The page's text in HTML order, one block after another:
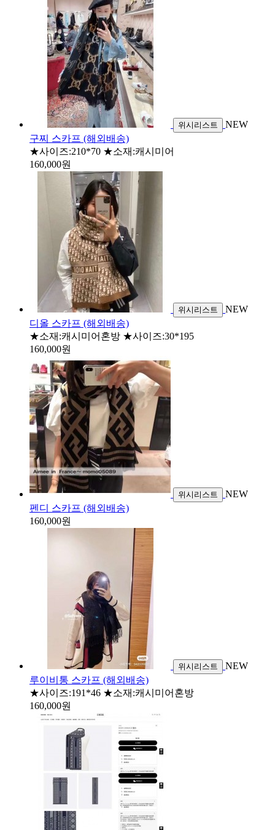
위시리스트
NEW
구찌 스카프 (해외배송)
★사이즈:210*70 ★소재:캐시미어
160,000원
위시리스트
NEW
디올 스카프 (해외배송)
★소재:캐시미어혼방 ★사이즈:30*195
160,000원
위시리스트
NEW
펜디 스카프 (해외배송)
160,000원
위시리스트
NEW
루이비통 스카프 (해외배송)
★사이즈:191*46 ★소재:캐시미어혼방
160,000원